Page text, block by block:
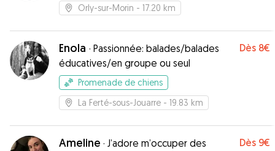
Orly-sur-Morin - 17.20 km
Enola · Passionnée: balades/balades
éducatives/en groupe ou seul
Dès 8€
Promenade de chiens
La Ferté-sous-Jouarre - 19.83 km
Ameline · J’adore m’occuper des
Dès 9€